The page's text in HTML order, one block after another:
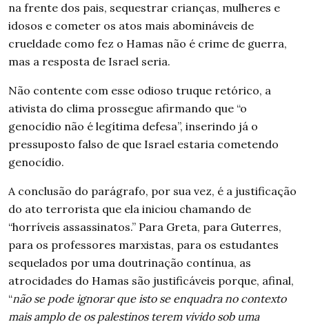
na frente dos pais, sequestrar crianças, mulheres e
idosos e cometer os atos mais abomináveis de
crueldade como fez o Hamas não é crime de guerra,
mas a resposta de Israel seria.
Não contente com esse odioso truque retórico, a
ativista do clima prossegue afirmando que “o
genocídio não é legítima defesa”, inserindo já o
pressuposto falso de que Israel estaria cometendo
genocídio.
A conclusão do parágrafo, por sua vez, é a justificação
do ato terrorista que ela iniciou chamando de
“horríveis assassinatos.” Para Greta, para Guterres,
para os professores marxistas, para os estudantes
sequelados por uma doutrinação contínua, as
atrocidades do Hamas são justificáveis porque, afinal,
“não se pode ignorar que isto se enquadra no contexto
mais amplo de os palestinos terem vivido sob uma